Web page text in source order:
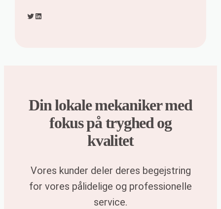
Twitter LinkedIn
Din lokale mekaniker med
fokus på tryghed og
kvalitet
Vores kunder deler deres begejstring
for vores pålidelige og professionelle
service.